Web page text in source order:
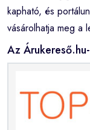
kapható, és
vásárolhatja meg a
Az